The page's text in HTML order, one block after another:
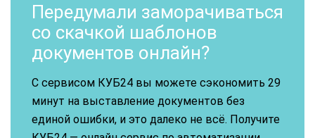
Передумали заморачиваться
со скачкой шаблонов
документов онлайн?
С сервисом КУБ24 вы можете сэкономить 29
минут на выставление документов без
единой ошибки, и это далеко не всё. Получите